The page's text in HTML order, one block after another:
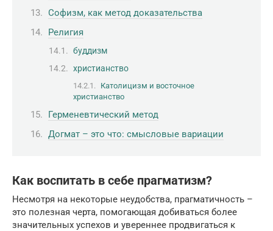
Софизм, как метод доказательства
Религия
буддизм
христианство
Католицизм и восточное
христианство
Герменевтический метод
Догмат – это что: смысловые вариации
Как воспитать в себе прагматизм?
Несмотря на некоторые неудобства, прагматичность –
это полезная черта, помогающая добиваться более
значительных успехов и увереннее продвигаться к